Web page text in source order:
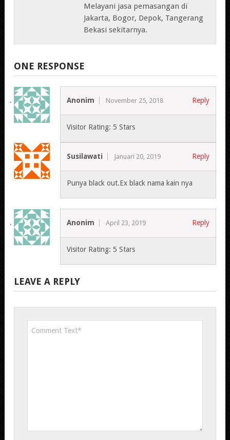
Melayani jasa pemasangan di
Jakarta, Bogor, Depok, Tangerang
Bekasi sekitarnya.
ONE RESPONSE
Anonim November 25, 2018 Reply
Visitor Rating: 5 Stars
Susilawati Januari 20, 2019 Reply
Punya black out.Ex black nama kain nya
Anonim April 23, 2019 Reply
Visitor Rating: 5 Stars
LEAVE A REPLY